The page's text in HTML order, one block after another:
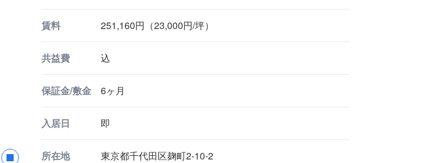
賃料 251,160円（23,000円/坪）
共益費 込
保証金/敷金 6ヶ月
入居日 即
所在地 東京都千代田区麹町2-10-2